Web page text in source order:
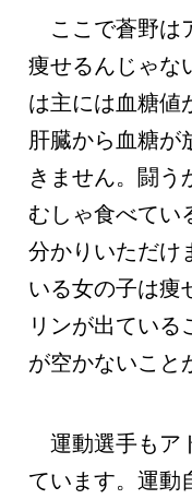
ここで蒼野は
痩せるんじゃな
は主には血糖値
肝臓から血糖が
きません。闘う
むしゃ食べてい
分かりいただけ
いる女の子は痩
リンが出ている
が空かないこと
運動選手もア
ています。運動